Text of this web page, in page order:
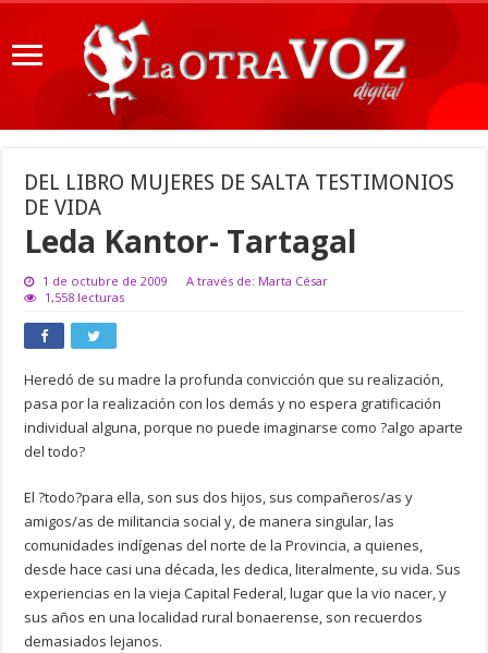
DEL LIBRO MUJERES DE SALTA TESTIMONIOS
DE VIDA
Leda Kantor- Tartagal
1 de octubre de 2009
A través de: Marta César
1,558 lecturas
Heredó de su madre la profunda convicción que su realización,
pasa por la realización con los demás y no espera gratificación
individual alguna, porque no puede imaginarse como ?algo aparte
del todo?
El ?todo?para ella, son sus dos hijos, sus compañeros/as y
amigos/as de militancia social y, de manera singular, las
comunidades indígenas del norte de la Provincia, a quienes,
desde hace casi una década, les dedica, literalmente, su vida. Sus
experiencias en la vieja Capital Federal, lugar que la vio nacer, y
sus años en una localidad rural bonaerense, son recuerdos
demasiados lejanos.